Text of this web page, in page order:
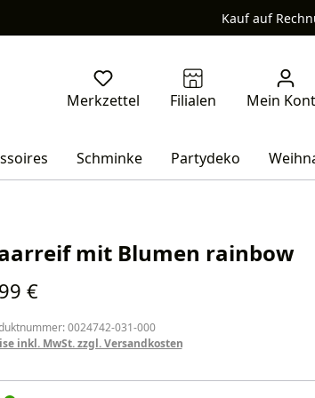
Kauf auf
Schminke Partydeko
mit Blumen rainbow
Preis:
€
0024742-031-000
inkl. MwSt. zzgl. Versandkosten